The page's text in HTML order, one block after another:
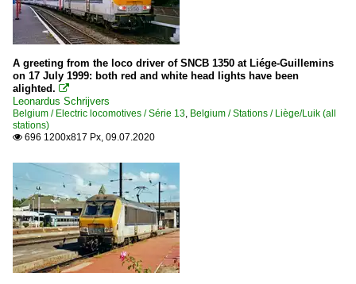
A greeting from the loco driver of SNCB 1350 at Liége-Guillemins
on 17 July 1999: both red and white head lights have been
alighted. 
Leonardus Schrijvers
Belgium / Electric locomotives / Série 13 Belgium / Stations / Liège/Luik (all
stations)
 696 1200x817 Px, 09.07.2020